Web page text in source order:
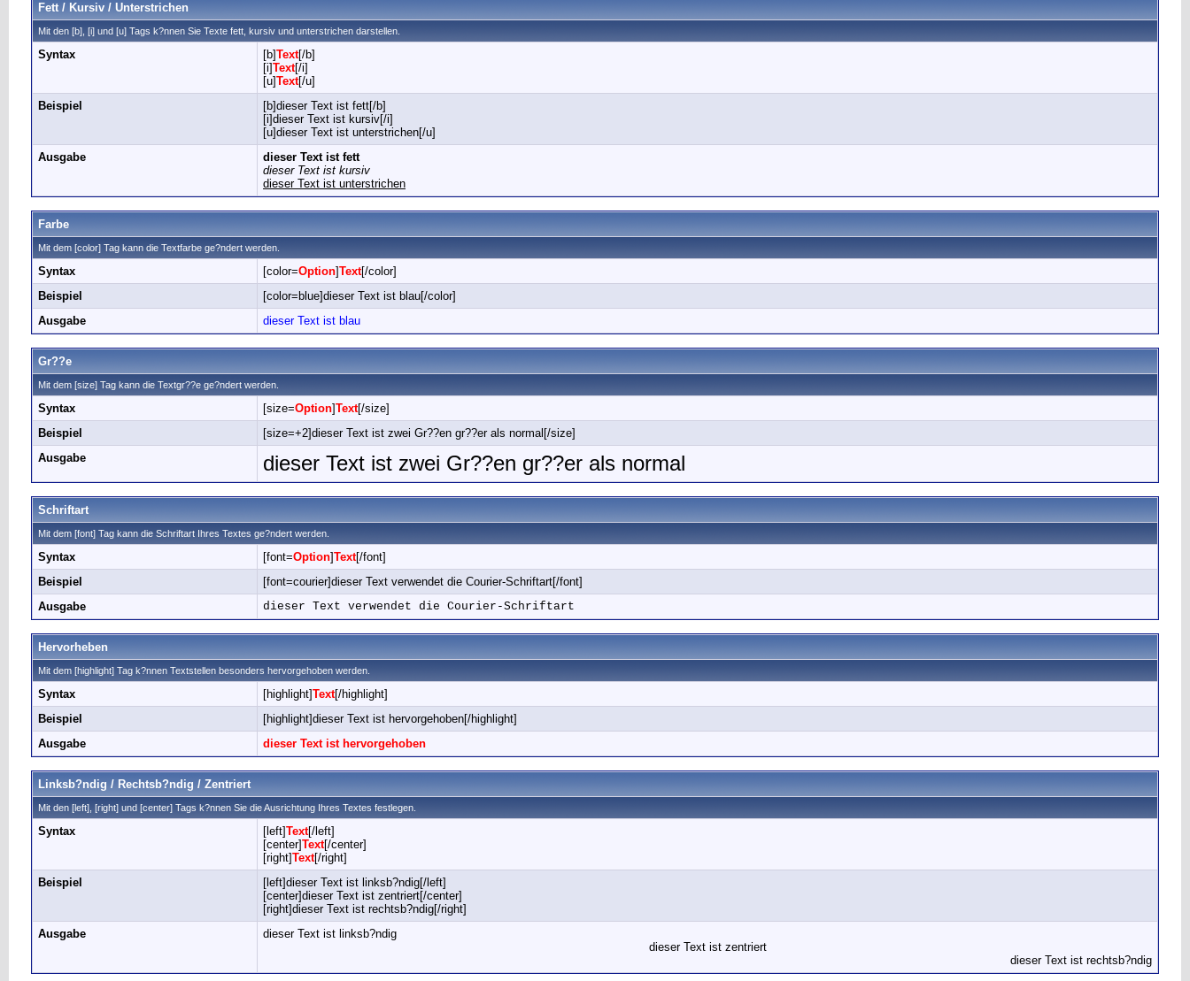
Fett / Kursiv / Unterstrichen
Mit den [b], [i] und [u] Tags k?nnen Sie Texte fett, kursiv und unterstrichen darstellen.
Syntax [b]Text[/b]
[i]Text[/i]
[u]Text[/u]
Beispiel
[b]dieser Text ist fett[/b]
[i]dieser Text ist kursiv[/i]
[u]dieser Text ist unterstrichen[/u]
Ausgabe
dieser Text ist fett
dieser Text ist kursiv
dieser Text ist unterstrichen
Farbe
Mit dem [color] Tag kann die Textfarbe ge?ndert werden.
Syntax [color=Option]Text[/color]
Beispiel
[color=blue]dieser Text ist blau[/color]
Ausgabe
dieser Text ist blau
Gr??e
Mit dem [size] Tag kann die Textgr??e ge?ndert werden.
Syntax [size=Option]Text[/size]
Beispiel
[size=+2]dieser Text ist zwei Gr??en gr??er als normal[/size]
Ausgabe
dieser Text ist zwei Gr??en gr??er als normal
Schriftart
Mit dem [font] Tag kann die Schriftart Ihres Textes ge?ndert werden.
Syntax [font=Option]Text[/font]
Beispiel
[font=courier]dieser Text verwendet die Courier-Schriftart[/font]
Ausgabe
dieser Text verwendet die Courier-Schriftart
Hervorheben
Mit dem [highlight] Tag k?nnen Textstellen besonders hervorgehoben werden.
Syntax [highlight]Text[/highlight]
Beispiel
[highlight]dieser Text ist hervorgehoben[/highlight]
Ausgabe
dieser Text ist hervorgehoben
Linksb?ndig / Rechtsb?ndig / Zentriert
Mit den [left], [right] und [center] Tags k?nnen Sie die Ausrichtung Ihres Textes festlegen.
Syntax [left]Text[/left]
[center]Text[/center]
[right]Text[/right]
Beispiel
[left]dieser Text ist linksb?ndig[/left]
[center]dieser Text ist zentriert[/center]
[right]dieser Text ist rechtsb?ndig[/right]
Ausgabe
dieser Text ist linksb?ndig
dieser Text ist zentriert
dieser Text ist rechtsb?ndig